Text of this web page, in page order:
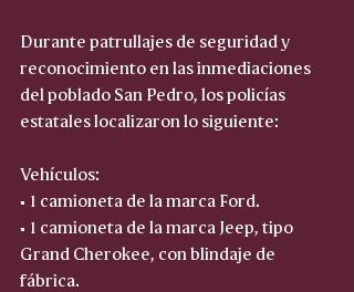
Durante patrullajes de seguridad y
reconocimiento en las inmediaciones
del poblado San Pedro, los policías
estatales localizaron lo siguiente:
Vehículos:
• 1 camioneta de la marca Ford.
• 1 camioneta de la marca Jeep, tipo
Grand Cherokee, con blindaje de
fábrica.